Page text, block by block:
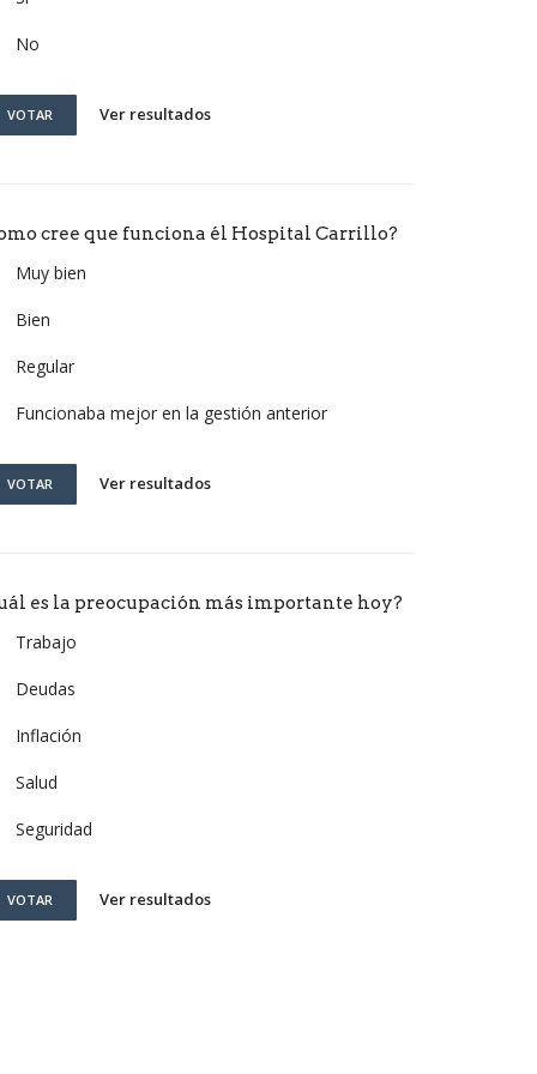
No
VOTAR Ver resultados
cree que funciona él Hospital Carrillo?
Muy bien
Bien
Regular
Funcionaba mejor en la gestión anterior
VOTAR Ver resultados
es la preocupación más importante hoy?
Trabajo
Deudas
Inflación
Salud
Seguridad
VOTAR Ver resultados